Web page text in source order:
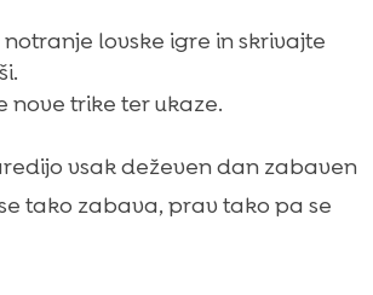
lovske igre in skrivajte
nove trike ter ukaze.
vsak deževen dan zabaven
tako zabava, prav tako pa se